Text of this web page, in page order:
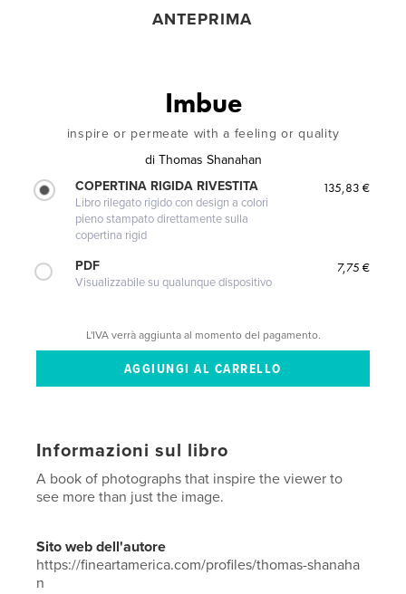
ANTEPRIMA
Imbue
inspire or permeate with a feeling or quality
di Thomas Shanahan
COPERTINA RIGIDA RIVESTITA
Libro rilegato rigido con design a colori
pieno stampato direttamente sulla
copertina rigid
135,83 €
PDF
Visualizzabile su qualunque dispositivo
7,75 €
L'IVA verrà aggiunta al momento del pagamento.
Informazioni sul libro
A book of photographs that inspire the viewer to
see more than just the image.
Sito web dell'autore
https://fineartamerica.com/profiles/thomas-shanaha
n